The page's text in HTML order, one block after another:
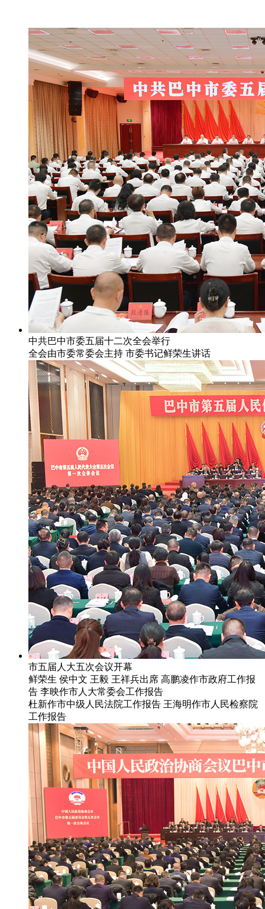
中共巴中市委五届十二次全会举行
全会由市委常委会主持 市委书记鲜荣生讲话
市五届人大五次会议开幕
鲜荣生 侯中文 王毅 王祥兵出席 高鹏凌作市政府工作报
告 李映作市人大常委会工作报告
杜新作市中级人民法院工作报告 王海明作市人民检察院
工作报告